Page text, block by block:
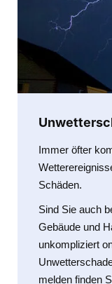
Immer öfter
Schäden.
Sind Sie auch
Gebäude und
unkompliziert
melden finden